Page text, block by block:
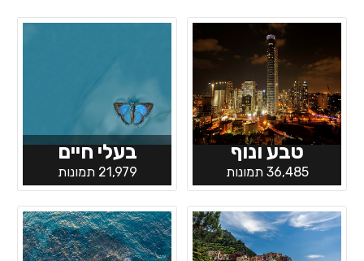
טבע ונוף
36,485 תמונות
בעלי חיים
21,979 תמונות